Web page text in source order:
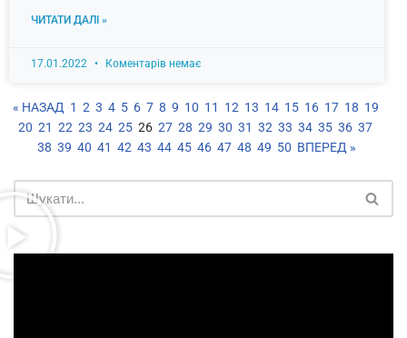
ЧИТАТИ ДАЛІ »
17.01.2022 Коментарів немає
« НАЗАД 1 2 3 4 5 6 7 8 9 10 11 12 13 14 15 16 17 18 19
20 21 22 23 24 25 26 27 28 29 30 31 32 33 34 35 36 37
38 39 40 41 42 43 44 45 46 47 48 49 50 ВПЕРЕД »